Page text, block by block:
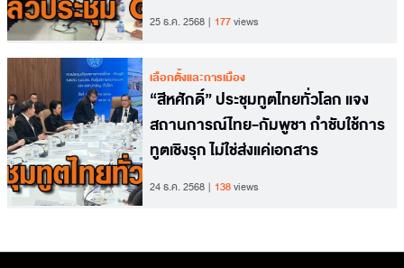
25 ธ.ค. 2568 177views
เลือกตั้งและการเมือง
“สีหศักดิ์” ประชุมทูตไทยทั่วโลก แจง
สถานการณ์ไทย-กัมพูชา กำชับใช้การ
ทูตเชิงรุก ไม่ใช่ส่งแค่เอกสาร
24 ธ.ค. 2568 138views